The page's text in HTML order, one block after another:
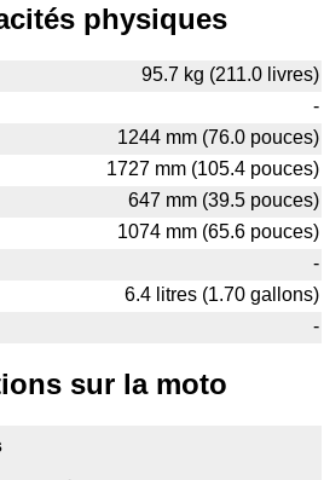
physiques
95.7 kg (211.0 livres)
-
1244 mm (76.0 pouces)
1727 mm (105.4 pouces)
647 mm (39.5 pouces)
1074 mm (65.6 pouces)
-
6.4 litres (1.70 gallons)
-
sur la moto